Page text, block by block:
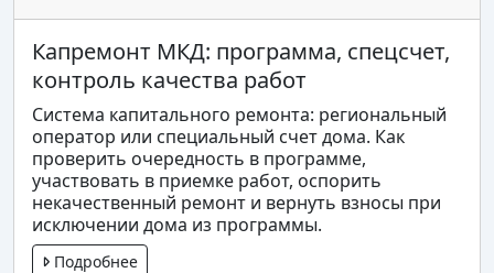
Капремонт МКД: программа, спецсчет,
контроль качества работ
Система капитального ремонта: региональный
оператор или специальный счет дома. Как
проверить очередность в программе,
участвовать в приемке работ, оспорить
некачественный ремонт и вернуть взносы при
исключении дома из программы.
Подробнее